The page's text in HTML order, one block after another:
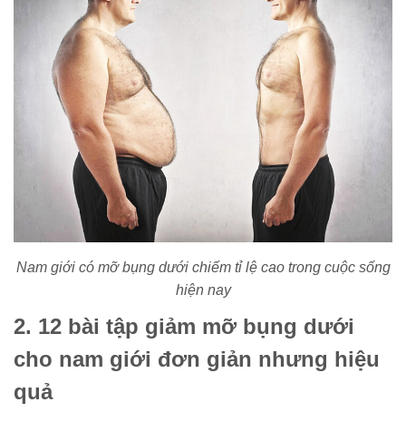
Nam giới có mỡ bụng dưới chiếm tỉ lệ cao trong cuộc sống
hiện nay
2. 12 bài tập giảm mỡ bụng dưới
cho nam giới đơn giản nhưng hiệu
quả